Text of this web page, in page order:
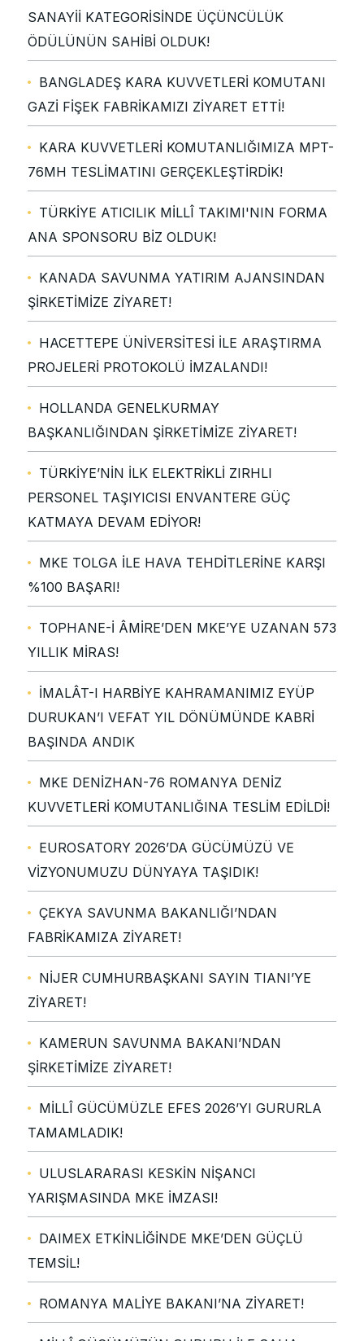
SANAYİİ KATEGORİSİNDE ÜÇÜNCÜLÜK
ÖDÜLÜNÜN SAHİBİ OLDUK!
BANGLADEŞ KARA KUVVETLERİ KOMUTANI
GAZİ FİŞEK FABRİKAMIZI ZİYARET ETTİ!
KARA KUVVETLERİ KOMUTANLIĞIMIZA MPT-
76MH TESLİMATINI GERÇEKLEŞTİRDİK!
TÜRKİYE ATICILIK MİLLÎ TAKIMI'NIN FORMA
ANA SPONSORU BİZ OLDUK!
KANADA SAVUNMA YATIRIM AJANSINDAN
ŞİRKETİMİZE ZİYARET!
HACETTEPE ÜNİVERSİTESİ İLE ARAŞTIRMA
PROJELERİ PROTOKOLÜ İMZALANDI!
HOLLANDA GENELKURMAY
BAŞKANLIĞINDAN ŞİRKETİMİZE ZİYARET!
TÜRKİYE’NİN İLK ELEKTRİKLİ ZIRHLI
PERSONEL TAŞIYICISI ENVANTERE GÜÇ
KATMAYA DEVAM EDİYOR!
MKE TOLGA İLE HAVA TEHDİTLERİNE KARŞI
%100 BAŞARI!
TOPHANE-İ ÂMİRE’DEN MKE’YE UZANAN 573
YILLIK MİRAS!
İMALÂT-I HARBİYE KAHRAMANIMIZ EYÜP
DURUKAN’I VEFAT YIL DÖNÜMÜNDE KABRİ
BAŞINDA ANDIK
MKE DENİZHAN-76 ROMANYA DENİZ
KUVVETLERİ KOMUTANLIĞINA TESLİM EDİLDİ!
EUROSATORY 2026’DA GÜCÜMÜZÜ VE
VİZYONUMUZU DÜNYAYA TAŞIDIK!
ÇEKYA SAVUNMA BAKANLIĞI’NDAN
FABRİKAMIZA ZİYARET!
NİJER CUMHURBAŞKANI SAYIN TIANI’YE
ZİYARET!
KAMERUN SAVUNMA BAKANI’NDAN
ŞİRKETİMİZE ZİYARET!
MİLLÎ GÜCÜMÜZLE EFES 2026’YI GURURLA
TAMAMLADIK!
ULUSLARARASI KESKİN NİŞANCI
YARIŞMASINDA MKE İMZASI!
DAIMEX ETKİNLİĞİNDE MKE’DEN GÜÇLÜ
TEMSİL!
ROMANYA MALİYE BAKANI’NA ZİYARET!